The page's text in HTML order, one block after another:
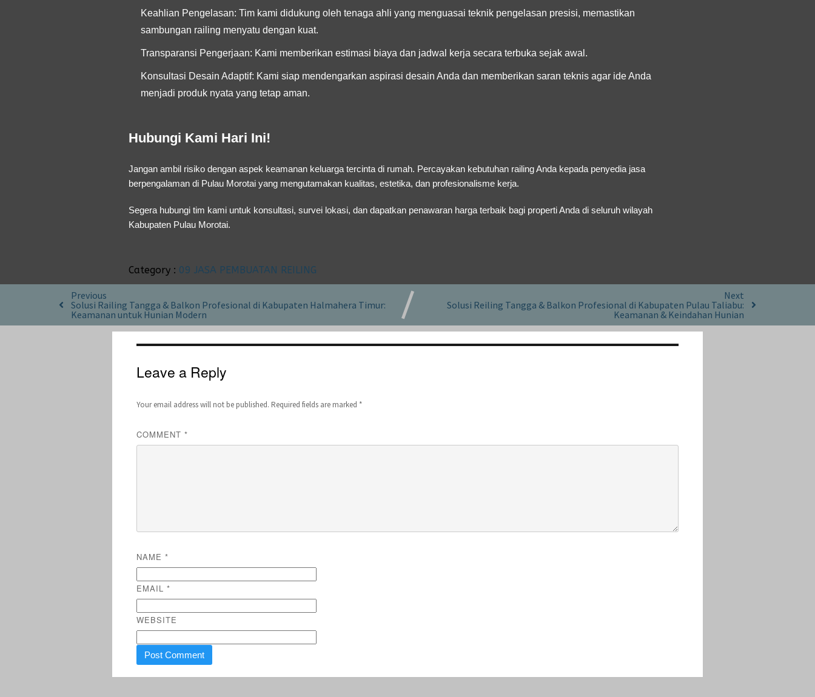
Keahlian Pengelasan: Tim kami didukung oleh tenaga ahli yang menguasai teknik pengelasan presisi, memastikan
sambungan railing menyatu dengan kuat.
Transparansi Pengerjaan: Kami memberikan estimasi biaya dan jadwal kerja secara terbuka sejak awal.
Konsultasi Desain Adaptif: Kami siap mendengarkan aspirasi desain Anda dan memberikan saran teknis agar ide Anda
menjadi produk nyata yang tetap aman.
Hubungi Kami Hari Ini!
Jangan ambil risiko dengan aspek keamanan keluarga tercinta di rumah. Percayakan kebutuhan railing Anda kepada penyedia jasa
berpengalaman di Pulau Morotai yang mengutamakan kualitas, estetika, dan profesionalisme kerja.
Segera hubungi tim kami untuk konsultasi, survei lokasi, dan dapatkan penawaran harga terbaik bagi properti Anda di seluruh wilayah
Kabupaten Pulau Morotai.
Category : 09 JASA PEMBUATAN REILING
Previous
Solusi Railing Tangga & Balkon Profesional di Kabupaten Halmahera Timur:
Keamanan untuk Hunian Modern
Next
Solusi Reiling Tangga & Balkon Profesional di Kabupaten Pulau Taliabu:
Keamanan & Keindahan Hunian
Leave a Reply
Your email address will not be published. Required fields are marked *
COMMENT*
NAME*
EMAIL*
WEBSITE